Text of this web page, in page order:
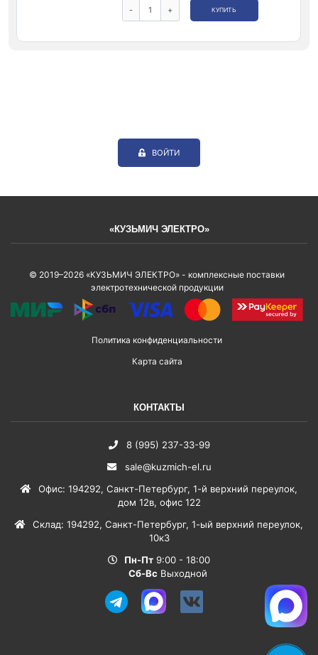
- + КУПИТЬ
ВОЙТИ
«КУЗЬМИЧ ЭЛЕКТРО»
© 2019–2026 «КУЗЬМИЧ ЭЛЕКТРО» - комплексные поставки
электротехнической продукции
Политика конфиденциальности
Карта сайта
КОНТАКТЫ
8 (995) 237-33-99
sale@kuzmich-el.ru
Офис: 194292, Санкт-Петербург, 1-й верхний переулок,
дом 12в, офис 122
Склад: 194292, Санкт-Петербург, 1-ый верхний переулок,
10к3
Пн-Пт 9:00 - 18:00
Сб-Вс Выходной